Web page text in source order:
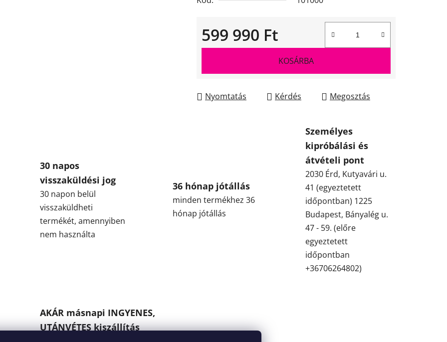
599 990 Ft
Egységár:
KOSÁRBA
Nyomtatás Kérdés Megosztás
30 napos
visszaküldési jog
30 napon belül
visszaküldheti
termékét, amennyiben
nem használta
36 hónap jótállás
minden termékhez 36
hónap jótállás
Személyes
kipróbálási és
átvételi pont
2030 Érd, Kutyavári u.
41 (egyeztetett
időpontban) 1225
Budapest, Bányalég u.
47 - 59. (előre
egyeztetett
időpontban
+36706264802)
AKÁR másnapi INGYENES,
UTÁNVÉTES kiszállítás